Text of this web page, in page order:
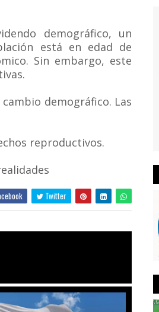
demográfico, un
está en edad de
Sin embargo, este
demográfico. Las
reproductivos.
Twitter